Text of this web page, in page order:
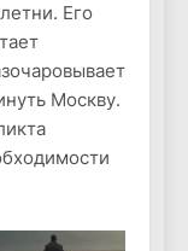
Его
Москву.